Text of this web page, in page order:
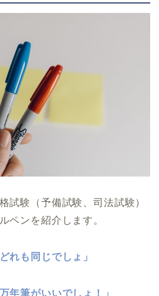
試験（予備試験、司法試験）
ペンを紹介します。
れも同じでしょ」
年筆がいいでしょ！」